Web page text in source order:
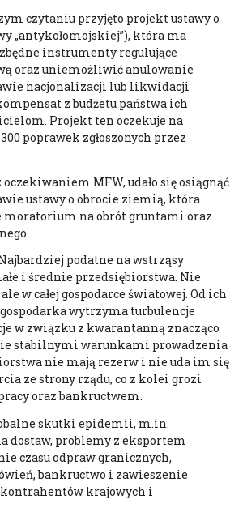
czytaniu przyjęto projekt ustawy o
„antykołomojskiej”), która ma
instrumenty regulujące
oraz uniemożliwić anulowanie
nacjonalizacji lub likwidacji
z budżetu państwa ich
Projekt ten oczekuje na
poprawek zgłoszonych przez
MFW, udało się osiągnąć
ustawy o obrocie ziemią, która
moratorium na obrót gruntami oraz
podatne na wstrząsy
i średnie przedsiębiorstwa. Nie
w całej gospodarce światowej. Od ich
wytrzyma turbulencje
w związku z kwarantanną znacząco
stabilnymi warunkami prowadzenia
nie mają rezerw i nie uda im się
ze strony rządu, co z kolei grozi
oraz bankructwem.
skutki epidemii, m.in.
dostaw, problemy z eksportem
czasu odpraw granicznych,
bankructwo i zawieszenie
krajowych i